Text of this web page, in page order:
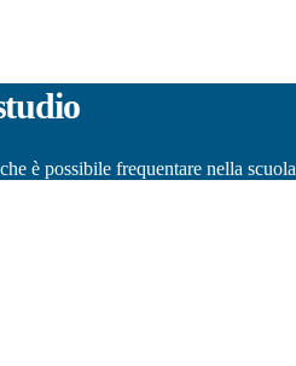
è possibile frequentare nella scuola